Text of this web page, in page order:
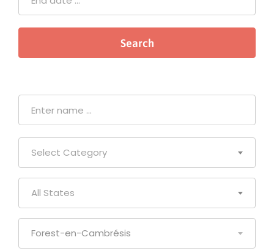
Select Category
All States
Forest-en-Cambrésis